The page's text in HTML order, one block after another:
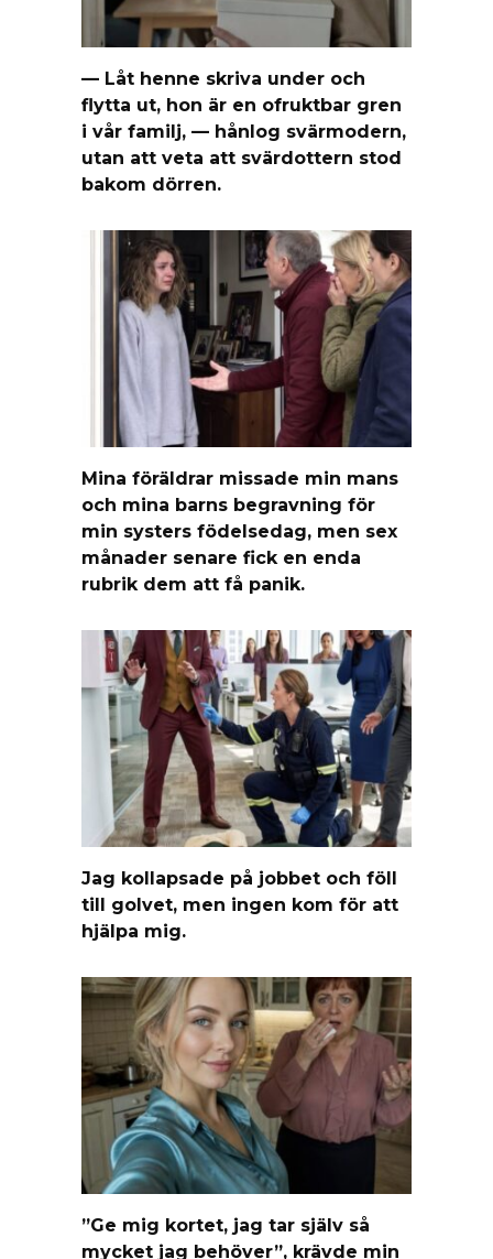
— Låt henne skriva under och
flytta ut, hon är en ofruktbar gren
i vår familj, — hånlog svärmodern,
utan att veta att svärdottern stod
bakom dörren.
Mina föräldrar missade min mans
och mina barns begravning för
min systers födelsedag, men sex
månader senare fick en enda
rubrik dem att få panik.
Jag kollapsade på jobbet och föll
till golvet, men ingen kom för att
hjälpa mig.
”Ge mig kortet, jag tar själv så
mycket jag behöver”, krävde min